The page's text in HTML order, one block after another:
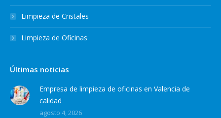
Limpieza de Cristales
Limpieza de Oficinas
Últimas noticias
Empresa de limpieza de oficinas en Valencia de
calidad
agosto 4, 2026